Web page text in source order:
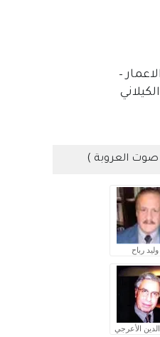
–
العروبة )
وليد رباح
الأعرجي